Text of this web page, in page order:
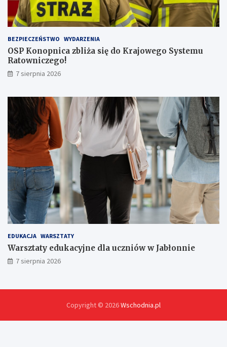
ą
a
a
ż
e
r
!
BEZPIECZEŃSTWO WYDARZENIA
OSP Konopnica zbliża się do Krajowego Systemu
Ratowniczego!
7 sierpnia 2026
EDUKACJA WARSZTATY
Warsztaty edukacyjne dla uczniów w Jabłonnie
7 sierpnia 2026
Copyright © 2026Wschodnia.pl